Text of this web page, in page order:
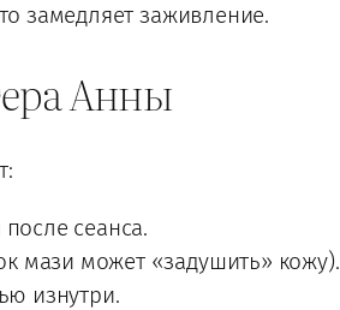
замедляет заживление.
Анны
сеанса.
мази может «задушить» кожу).
изнутри.